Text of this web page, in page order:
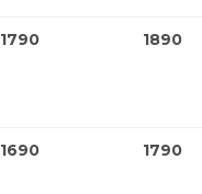
1790 1890
1690 1790